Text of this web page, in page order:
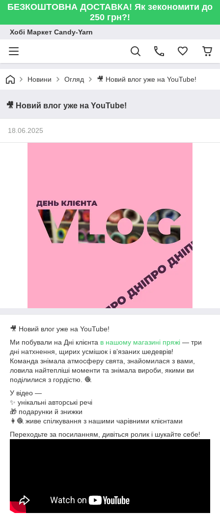
БЕЗКОШТОВНА ДОСТАВКА! Як зекономити до
250 грн?!
Хобі Маркет Candy-Yarn
Новини Огляд 🎥 Новий влог уже на YouTube!
🎥 Новий влог уже на YouTube!
18.06.2025
🎥 Новий влог уже на YouTube!
Ми побували на Дні клієнта в нашому магазині пряжі — три
дні натхнення, щирих усмішок і вʼязаних шедеврів!
Команда знімала атмосферу свята, знайомилася з вами,
ловила найтепліші моменти та знімала вироби, якими ви
поділилися з гордістю. 🧶
У відео —
✨ унікальні авторські речі
🎁 подарунки й знижки
👩‍🧶 живе спілкування з нашими чарівними клієнтами
Переходьте за посиланням, дивіться ролик і шукайте себе!